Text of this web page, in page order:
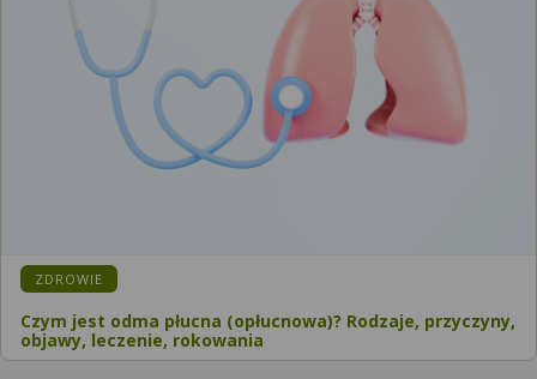
KATEGORIA:
ZDROWIE
Czym jest odma płucna (opłucnowa)? Rodzaje, przyczyny,
objawy, leczenie, rokowania